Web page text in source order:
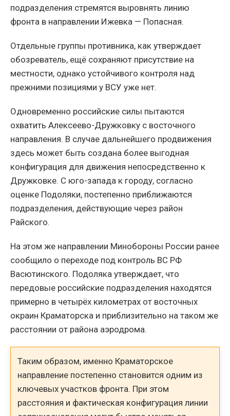
подразделения стремятся выровнять линию
фронта в направлении Ижевка — Попасная.
Отдельные группы противника, как утверждает
обозреватель, ещё сохраняют присутствие на
местности, однако устойчивого контроля над
прежними позициями у ВСУ уже нет.
Одновременно российские силы пытаются
охватить Алексеево-Дружковку с восточного
направления. В случае дальнейшего продвижения
здесь может быть создана более выгодная
конфигурация для движения непосредственно к
Дружковке. С юго-запада к городу, согласно
оценке Подоляки, постепенно приближаются
подразделения, действующие через район
Райского.
На этом же направлении Минобороны России ранее
сообщило о переходе под контроль ВС РФ
Васютинского. Подоляка утверждает, что
передовые российские подразделения находятся
примерно в четырёх километрах от восточных
окраин Краматорска и приблизительно на таком же
расстоянии от района аэродрома.
Таким образом, именно Краматорское
направление постепенно становится одним из
ключевых участков фронта. При этом
расстояния и фактическая конфигурация линии